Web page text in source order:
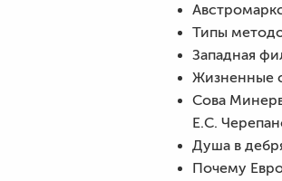
Типы
Западная
Жизненные
Сова
Е.С.
Душа в
Почему